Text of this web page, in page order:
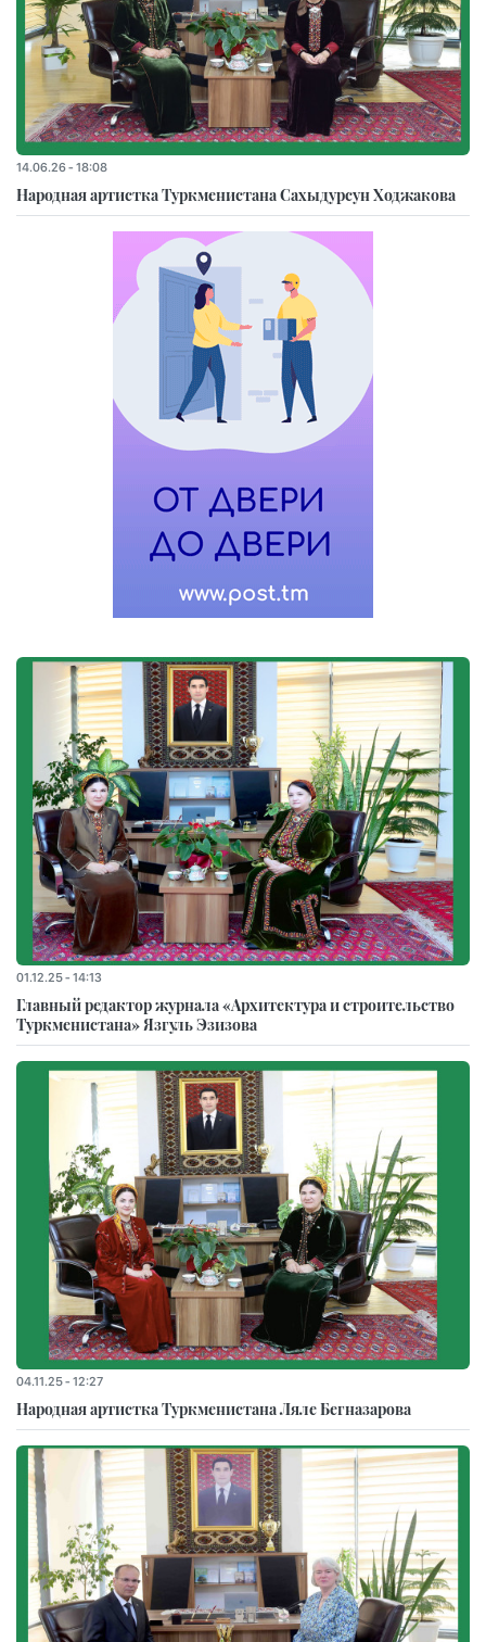
14.06.26 - 18:08
Народная артистка Туркменистана Сахыдурсун Ходжакова
01.12.25 - 14:13
Главный редактор журнала «Архитектура и строительство
Туркменистана» Язгуль Эзизова
04.11.25 - 12:27
Народная артистка Туркменистана Ляле Бегназарова